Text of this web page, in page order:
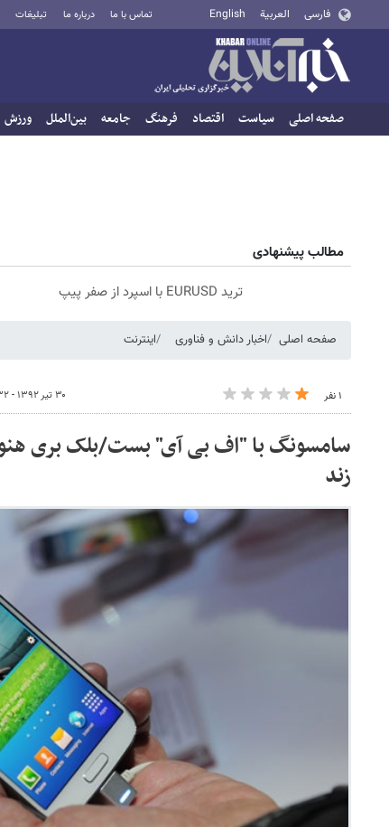
فارسی العربية English تماس با ما درباره ما تبلیغات
صفحه اصلی سیاست اقتصاد فرهنگ جامعه بین‌الملل ورزش
مطالب پیشنهادی
ترید EURUSD با اسپرد از صفر پیپ
صفحه اصلی اخبار دانش و فناوری اینترنت
۱ نفر ۳۰ تیر ۱۳۹۲ - ۱۸:۳۲
سامسونگ با "اف بی آی" بست/بلک بری
زند